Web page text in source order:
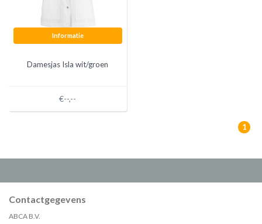
Informatie
Damesjas Isla wit/groen
€--,--
1
Contactgegevens
ABCA B.V.